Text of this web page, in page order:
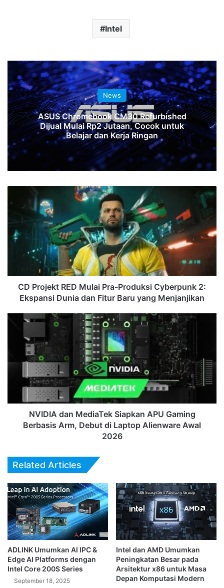
Intel
News
ASUS Chromebook CM30 Refurbished
Dijual Mulai Rp2 Jutaan, Cocok untuk
Belajar dan Kerja Ringan
Projekt
Mulai
Pra-
Produksi
Cyberpunk
Ekspansi
Dunia
Baru
Menjanjikan
CD Projekt RED Mulai Pra-Produksi Cyberpunk 2:
Ekspansi Dunia dan Fitur Baru yang Menjanjikan
NVIDIA
MediaTek
Siapkan
Gaming
Berbasis
Debut
Laptop
NVIDIA dan MediaTek Siapkan APU Gaming
Berbasis Arm, Debut di Laptop Alienware Awal
2026
Related Articles
ADLINK Umumkan AI IPC &
Edge AI Platforms dengan
Intel Core 200S Series
September 18, 2025
Intel dan AMD Umumkan
Peningkatan Besar pada
Arsitektur x86 untuk Masa
Depan Komputasi Modern